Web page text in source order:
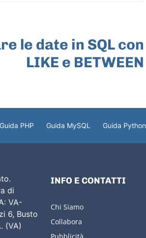
le date in SQL con
LIKE e BETWEEN
Guida PHP Guida MySQL Guida Python
di
VA-
6, Busto
(VA)
INFO E CONTATTI
Chi Siamo
Collabora